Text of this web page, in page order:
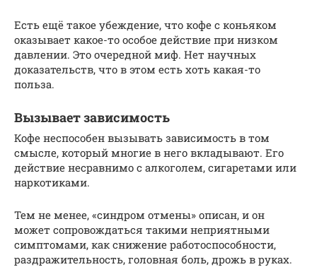
Есть ещё такое убеждение, что кофе с коньяком
оказывает какое-то особое действие при низком
давлении. Это очередной миф. Нет научных
доказательств, что в этом есть хоть какая-то
польза.
Вызывает зависимость
Кофе неспособен вызывать зависимость в том
смысле, который многие в него вкладывают. Его
действие несравнимо с алкоголем, сигаретами или
наркотиками.
Тем не менее, «синдром отмены» описан, и он
может сопровождаться такими неприятными
симптомами, как снижение работоспособности,
раздражительность, головная боль, дрожь в руках.